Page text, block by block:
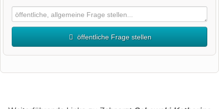
öffentliche Frage stellen